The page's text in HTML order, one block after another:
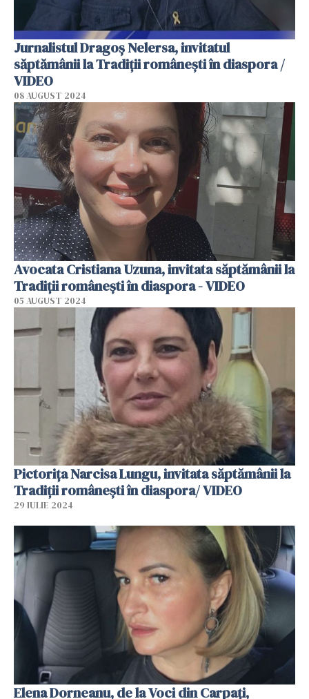
Jurnalistul Dragoș Nelersa, invitatul
săptămânii la Tradiții românești în diaspora /
VIDEO
08 AUGUST 2024
Avocata Cristiana Uzuna, invitata săptămânii la
Tradiții românești în diaspora - VIDEO
05 AUGUST 2024
Pictorița Narcisa Lungu, invitata săptămânii la
Tradiții românești în diaspora/ VIDEO
29 IULIE 2024
Elena Dorneanu, de la Voci din Carpați,